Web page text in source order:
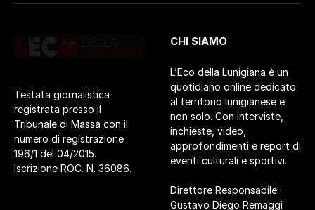
Testata giornalistica
registrata presso il
Tribunale di Massa con il
numero di registrazione
196/1 del 04/2015.
Iscrizione ROC. N. 36086.
CHI SIAMO
L’Eco della Lunigiana è un
quotidiano online dedicato
al territorio lunigianese e
non solo. Con interviste,
inchieste, video,
approfondimenti e report di
eventi culturali e sportivi.
Direttore Responsabile:
Gustavo Diego Remaggi